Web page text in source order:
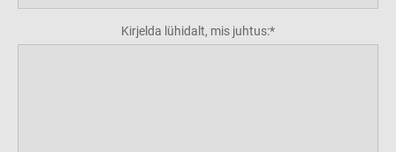
Kirjelda lühidalt, mis juhtus: